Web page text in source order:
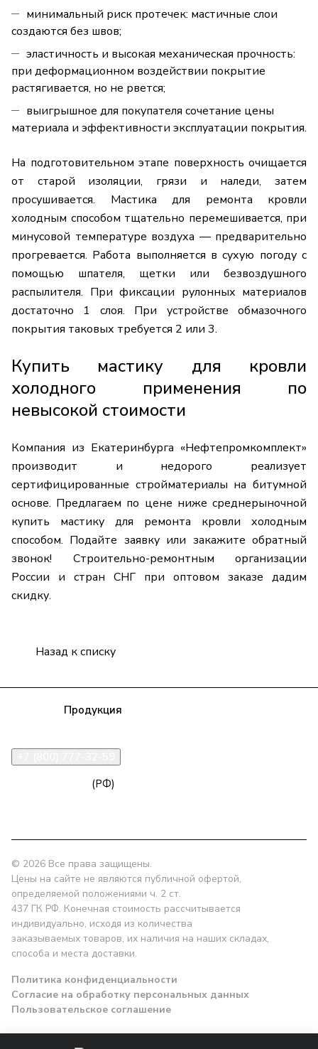
минимальный риск протечек: мастичные слои
создаются без швов;
эластичность и высокая механическая прочность:
при деформационном воздействии покрытие
растягивается, но не рвется;
выигрышное для покупателя сочетание цены
материала и эффективности эксплуатации покрытия.
На подготовительном этапе поверхность очищается
от старой изоляции, грязи и наледи, затем
просушивается. Мастика для ремонта кровли
холодным способом тщательно перемешивается, при
минусовой температуре воздуха — предварительно
прогревается. Работа выполняется в сухую погоду с
помощью шпателя, щетки или безвоздушного
распылителя. При фиксации рулонных материалов
достаточно 1 слоя. При устройстве обмазочного
покрытия таковых требуется 2 или 3.
Купить мастику для кровли
холодного применения по
невысокой стоимости
Компания из Екатеринбурга «Нефтепромкомплект»
производит и недорого реализует
сертифицированные стройматериалы на битумной
основе. Предлагаем по цене ниже среднерыночной
купить мастику для ремонта кровли холодным
способом. Подайте заявку или закажите обратный
звонок! Строительно-ремонтным организации
России и стран СНГ при оптовом заказе дадим
скидку.
Назад к списку
Продукция
(РФ)
© 2026 Все права защищены.
Цены на сайте не являются публичной офертой,
определяемой положениями ч. 2 ст.
437 ГК РФ. Конечная стоимость рассчитывается
индивидуально, исходя из количества
заказываемых товаров, их наличия на наших складах,
способа и места доставки.
Политика конфиденциальности
Согласие на обработку персональных данных
Пользовательское соглашение